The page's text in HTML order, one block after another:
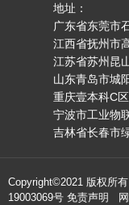
地址：
广东省东莞市
江西省抚州市
江苏省苏州昆
山东青岛市城
重庆壹本科C
宁波市工业物
吉林省长春市
Copyright©2021 版权所
19003069号 免责声明